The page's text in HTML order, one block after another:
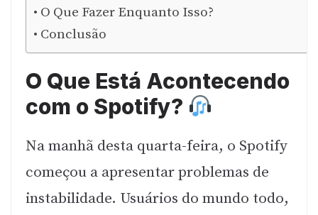
O Que Fazer Enquanto Isso?
Conclusão
O Que Está Acontecendo
com o Spotify?
Na manhã desta quarta-feira, o Spotify
começou a apresentar problemas de
instabilidade. Usuários do mundo todo,